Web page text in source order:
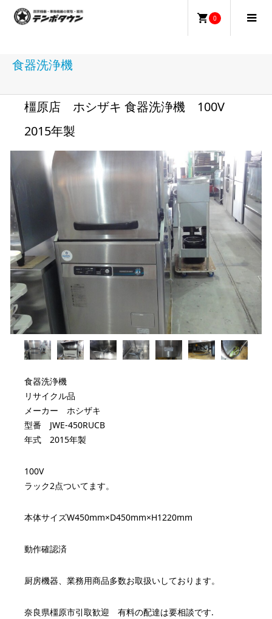
0
食器洗浄機
橿原店 ホシザキ 食器洗浄機 100V
2015年製
食器洗浄機
リサイクル品
メーカー ホシザキ
型番 JWE-450RUCB
年式 2015年製
100V
ラック2点ついてます。
本体サイズW450mm×D450mm×H1220mm
動作確認済
厨房機器、業務用商品多数お取扱いしております。
奈良県橿原市引取歓迎 有料の配達は要相談です.